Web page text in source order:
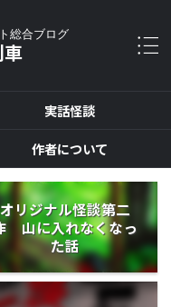
総合ブログ
実話怪談
作者について
オリジナル怪談第二
山に入れなくなっ
た話